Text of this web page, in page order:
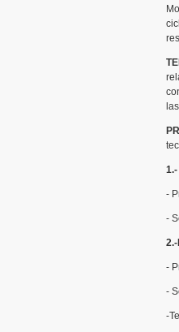
-
-
-
-
-